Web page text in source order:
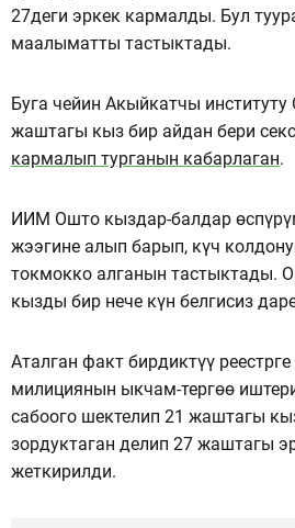
27деги эркек кармалды. Бул
маалыматты тастыктады.
Буга чейин Акыйкатчы
жаштагы кыз бир айдан бери
кармалып турганын кабарлаган.
ИИМ Ошто кыздар-балдар
жээгине алып барып, күч
токмокко алганын тастыктады.
кызды бир нече күн белгисиз
Аталган факт бирдиктүү
милициянын ыкчам-тергөө
сабоого шектелип 21 жаштагы
зордуктаган делип 27 жаштагы
жеткирилди.